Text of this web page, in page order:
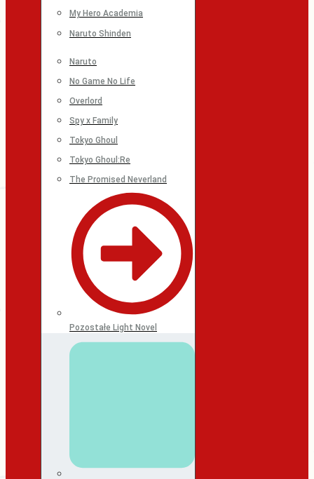
My Hero Academia
Naruto Shinden
Naruto
No Game No Life
Overlord
Spy x Family
Tokyo Ghoul
Tokyo Ghoul:Re
The Promised Neverland
Pozostałe Light Novel